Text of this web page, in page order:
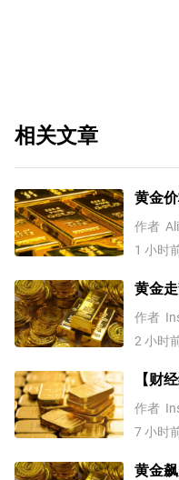
相关文章
黄金
降温
作者
1 小时
黄金
底”确
作者
2 小时
【财
协议
跌，
作者
7 小时
黄金